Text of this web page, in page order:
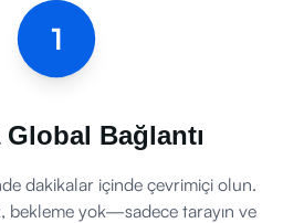
1
Global Bağlantı
dakikalar içinde çevrimiçi olun.
bekleme yok—sadece tarayın ve